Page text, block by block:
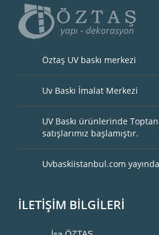
Öztaş UV baskı merkezi
Uv Baskı İmalat Merkezi
UV Baskı ürünlerinde
satışlarımız başlamıştır.
Uvbaskiistanbul.com yayında
İLETİŞİM BİLGİLERİ